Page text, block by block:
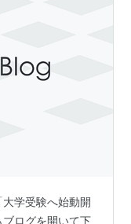
大学受験へ始動開
ログを開いて下